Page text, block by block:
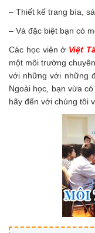
– Thiết kế trang bìa,
– Và đặc biệt bạn có
Các học viên ở Việt
một môi trường
với những với những
Ngoài học, bạn vừa
hãy đến với chúng tôi